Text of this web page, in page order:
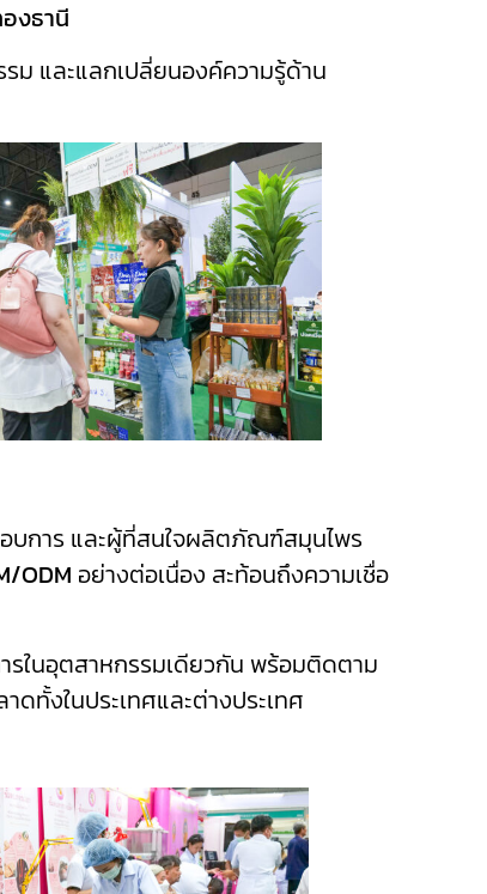
งธานี
ม และแลกเปลี่ยนองค์ความรู้ด้าน
อบการ และผู้ที่สนใจผลิตภัณฑ์สมุนไพร
ODM อย่างต่อเนื่อง สะท้อนถึงความเชื่อ
ในอุตสาหกรรมเดียวกัน พร้อมติดตาม
ทั้งในประเทศและต่างประเทศ